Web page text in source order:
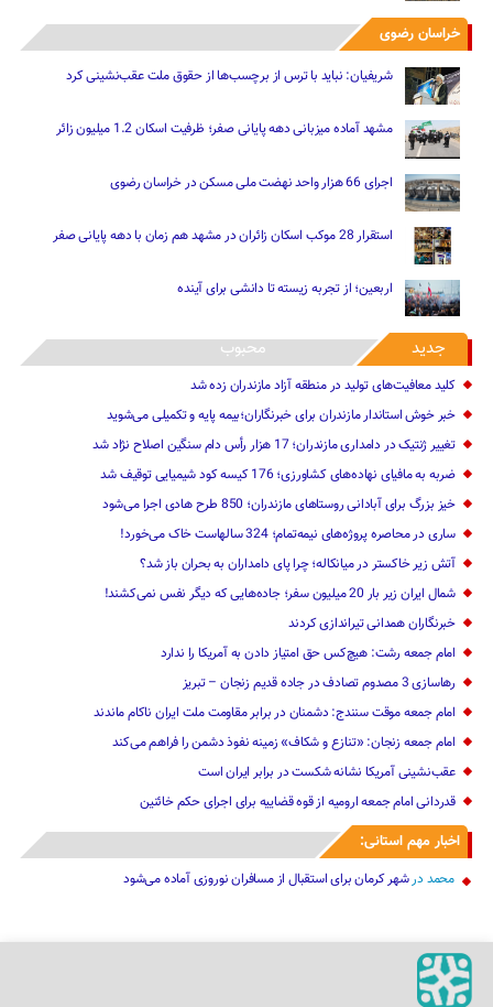
خراسان رضوی
شریفیان: نباید با ترس از برچسب‌ها از حقوق ملت عقب‌نشینی کرد
مشهد آماده میزبانی دهه پایانی صفر؛ ظرفیت اسکان 1.2 میلیون زائر
اجرای 66 هزار واحد نهضت ملی مسکن در خراسان رضوی
استقرار 28 موکب اسکان زائران در مشهد هم زمان با دهه پایانی صفر
اربعین؛ از تجربه زیسته تا دانشی برای آینده
جدید محبوب
کلید معافیت‌های تولید در منطقه آزاد مازندران زده شد
خبر خوش استاندار مازندران برای خبرنگاران؛‌بیمه پایه و ‌تکمیلی می‌شوید
تغییر ژنتیک‌ در دامداری مازندران؛ 17 هزار رأس دام سنگین ‌اصلاح نژاد شد
ضربه ‌به مافیای نهاده‌های کشاورزی؛ 176 کیسه کود شیمیایی توقیف شد
خیز بزرگ برای آبادانی روستاهای مازندران؛ 850 طرح هادی ‌اجرا می‌شود
ساری در محاصره پروژه‌های نیمه‌تمام؛ 324 سالهاست خاک می‌خورد!
آتش زیر خاکستر در میانکاله؛ چرا پای دامداران به بحران باز شد؟
شمال ایران زیر بار 20 میلیون سفر؛ جاده‌هایی که دیگر نفس نمی‌کشند!
خبرنگاران همدانی تیراندازی کردند
امام جمعه رشت: هیچ‌کس حق امتیاز دادن به آمریکا را ندارد
رهاسازی 3 مصدوم تصادف در جاده قدیم زنجان – تبریز
امام جمعه موقت سنندج: دشمنان در برابر مقاومت ملت ایران ناکام ماندند
امام جمعه زنجان: «تنازع و شکاف» زمینه نفوذ دشمن را فراهم می‌کند
عقب‌نشینی آمریکا نشانه شکست در برابر ایران است
قدردانی امام جمعه ارومیه از قوه قضاییه برای اجرای حکم خائنین ‌
اخبار مهم استانی:
محمد درشهر کرمان برای استقبال از مسافران نوروزی آماده می‌شود